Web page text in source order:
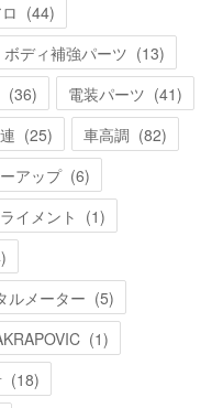
(44)
ボディ補強パーツ (13)
(36) 電装パーツ (41)
(25) 車高調 (82)
アップ (6)
イメント (1)
)
ルメーター (5)
(1)
(18)